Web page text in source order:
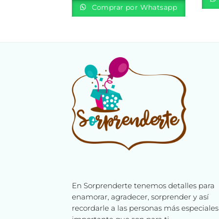
Comprar por Whatsapp
En Sorprenderte tenemos detalles para
enamorar, agradecer, sorprender y así
recordarle a las personas más